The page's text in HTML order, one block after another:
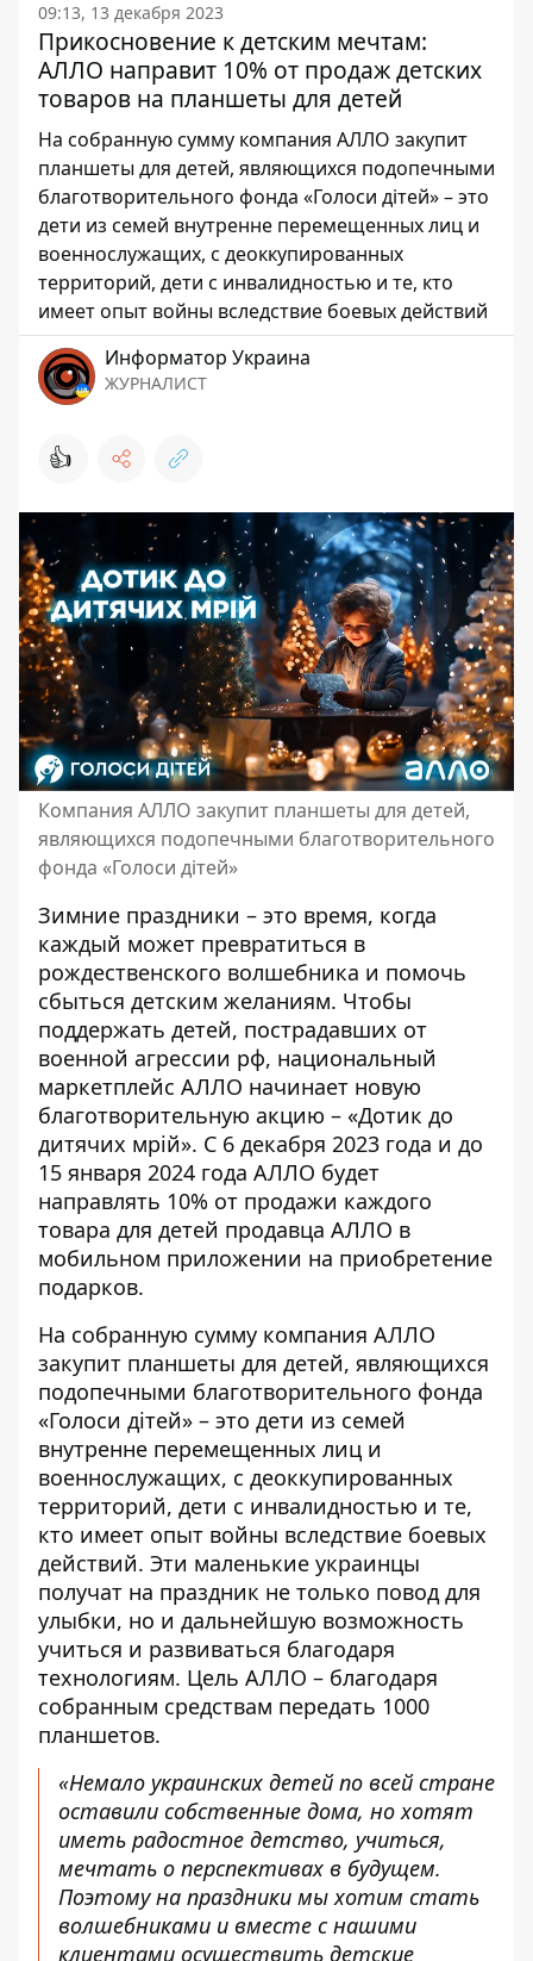
09:13, 13 декабря 2023
Прикосновение к детским мечтам:
АЛЛО направит 10% от продаж детских
товаров на планшеты для детей
На собранную сумму компания АЛЛО закупит
планшеты для детей, являющихся подопечными
благотворительного фонда «Голоси дітей» – это
дети из семей внутренне перемещенных лиц и
военнослужащих, с деоккупированных
территорий, дети с инвалидностью и те, кто
имеет опыт войны вследствие боевых действий
Информатор Украина
ЖУРНАЛИСТ
👍
Компания АЛЛО закупит планшеты для детей,
являющихся подопечными благотворительного
фонда «Голоси дітей»
Зимние праздники – это время, когда
каждый может превратиться в
рождественского волшебника и помочь
сбыться детским желаниям. Чтобы
поддержать детей, пострадавших от
военной агрессии рф, национальный
маркетплейс АЛЛО начинает новую
благотворительную акцию – «Дотик до
дитячих мрій». С 6 декабря 2023 года и до
15 января 2024 года АЛЛО будет
направлять 10% от продажи каждого
товара для детей продавца АЛЛО в
мобильном приложении на приобретение
подарков.
На собранную сумму компания АЛЛО
закупит планшеты для детей, являющихся
подопечными благотворительного фонда
«Голоси дітей» – это дети из семей
внутренне перемещенных лиц и
военнослужащих, с деоккупированных
территорий, дети с инвалидностью и те,
кто имеет опыт войны вследствие боевых
действий. Эти маленькие украинцы
получат на праздник не только повод для
улыбки, но и дальнейшую возможность
учиться и развиваться благодаря
технологиям. Цель АЛЛО – благодаря
собранным средствам передать 1000
планшетов.
«Немало украинских детей по всей стране
оставили собственные дома, но хотят
иметь радостное детство, учиться,
мечтать о перспективах в будущем.
Поэтому на праздники мы хотим стать
волшебниками и вместе с нашими
клиентами осуществить детские